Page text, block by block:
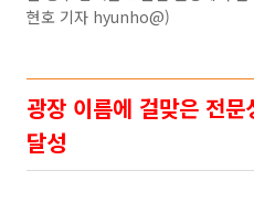
현호 기자 hyunho@)
광장 이름에 걸맞은 전
달성